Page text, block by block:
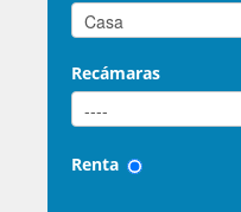
Recámaras
Renta